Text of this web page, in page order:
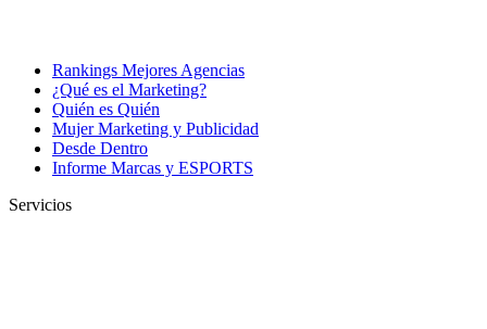
Rankings Mejores Agencias
¿Qué es el Marketing?
Quién es Quién
Mujer Marketing y Publicidad
Desde Dentro
Informe Marcas y ESPORTS
Servicios